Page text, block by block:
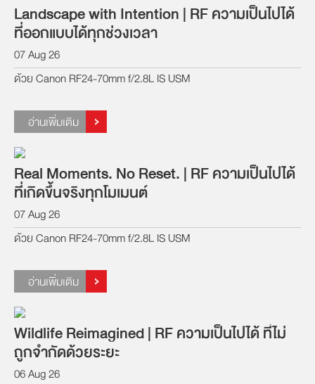
Landscape with Intention | RF ความเป็นไปได้
ที่ออกแบบได้ทุกช่วงเวลา
07 Aug 26
ด้วย Canon RF24-70mm f/2.8L IS USM
อ่านเพิ่มเติม
Real Moments. No Reset. | RF ความเป็นไปได้
ที่เกิดขึ้นจริงทุกโมเมนต์
07 Aug 26
ด้วย Canon RF24-70mm f/2.8L IS USM
อ่านเพิ่มเติม
Wildlife Reimagined | RF ความเป็นไปได้ ที่ไม่
ถูกจำกัดด้วยระยะ
06 Aug 26